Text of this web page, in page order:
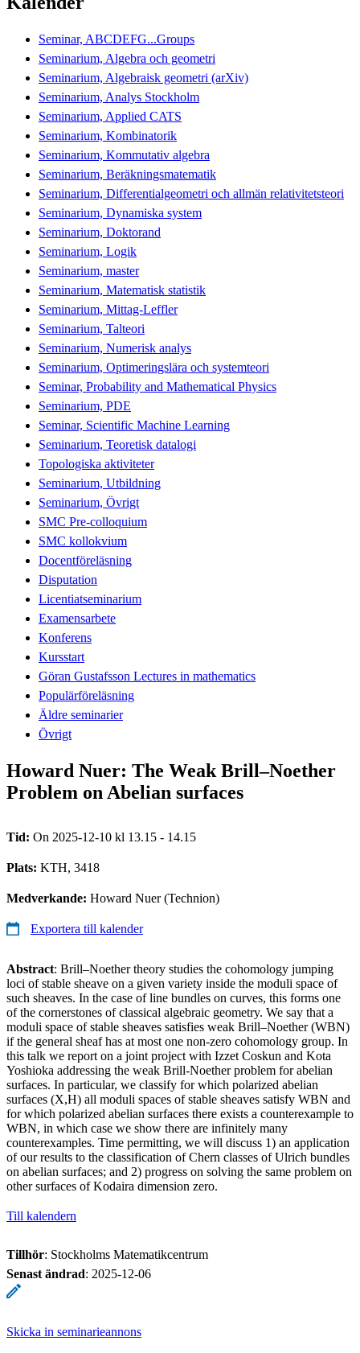
Seminar, ABCDEFG...Groups
Seminarium, Algebra och geometri
Seminarium, Algebraisk geometri (arXiv)
Seminarium, Analys Stockholm
Seminarium, Applied CATS
Seminarium, Kombinatorik
Seminarium, Kommutativ algebra
Seminarium, Beräkningsmatematik
Seminarium, Differentialgeometri och allmän relativitetsteori
Seminarium, Dynamiska system
Seminarium, Doktorand
Seminarium, Logik
Seminarium, master
Seminarium, Matematisk statistik
Seminarium, Mittag-Leffler
Seminarium, Talteori
Seminarium, Numerisk analys
Seminarium, Optimeringslära och systemteori
Seminar, Probability and Mathematical Physics
Seminarium, PDE
Seminar, Scientific Machine Learning
Seminarium, Teoretisk datalogi
Topologiska aktiviteter
Seminarium, Utbildning
Seminarium, Övrigt
SMC Pre-colloquium
SMC kollokvium
Docentföreläsning
Disputation
Licentiatseminarium
Examensarbete
Konferens
Kursstart
Göran Gustafsson Lectures in mathematics
Populärföreläsning
Äldre seminarier
Övrigt
Howard Nuer: The Weak Brill–Noether
Problem on Abelian surfaces
Tid: On 2025-12-10 kl 13.15 - 14.15
Plats: KTH, 3418
Medverkande: Howard Nuer (Technion)
Exportera till kalender
Abstract: Brill–Noether theory studies the cohomology jumping
loci of stable sheave on a given variety inside the moduli space of
such sheaves. In the case of line bundles on curves, this forms one
of the cornerstones of classical algebraic geometry. We say that a
moduli space of stable sheaves satisfies weak Brill–Noether (WBN)
if the general sheaf has at most one non-zero cohomology group. In
this talk we report on a joint project with Izzet Coskun and Kota
Yoshioka addressing the weak Brill-Noether problem for abelian
surfaces. In particular, we classify for which polarized abelian
surfaces (X,H) all moduli spaces of stable sheaves satisfy WBN and
for which polarized abelian surfaces there exists a counterexample to
WBN, in which case we show there are infinitely many
counterexamples. Time permitting, we will discuss 1) an application
of our results to the classification of Chern classes of Ulrich bundles
on abelian surfaces; and 2) progress on solving the same problem on
other surfaces of Kodaira dimension zero.
Till kalendern
Tillhör: Stockholms Matematikcentrum
Senast ändrad: 2025-12-06
Skicka in seminarieannons